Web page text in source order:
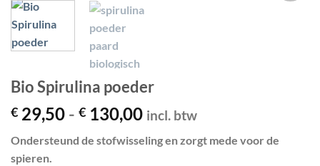
Bio Spirulina poeder
€ 29,50 - € 130,00Prijsklasse:
tot
incl. btw
Ondersteund de stofwisseling en zorgt mede voor de
spieren.